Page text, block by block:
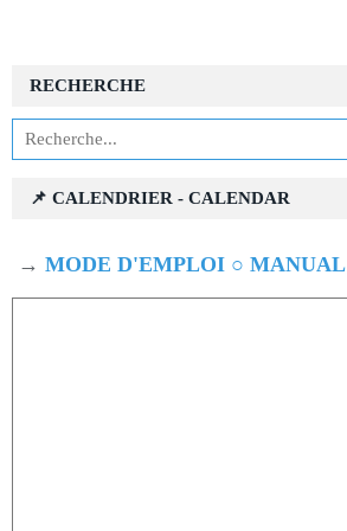
RECHERCHE
📌 CALENDRIER - CALENDAR
→ MODE D'EMPLOI ○ MANUAL